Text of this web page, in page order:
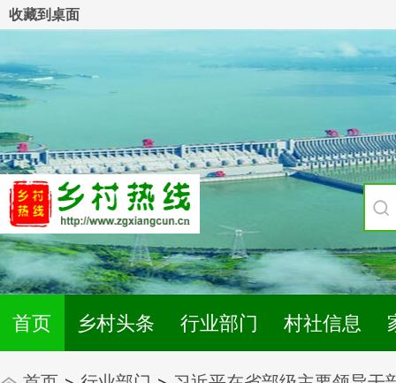
收藏到桌面
首页 乡村头条 行业部门 村社信息